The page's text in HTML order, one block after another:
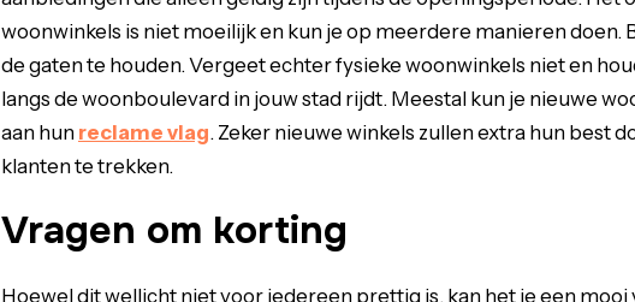
woonwinkels is niet moeilijk en kun je op meerdere manieren doen.
de gaten te houden. Vergeet echter fysieke woonwinkels niet en
langs de woonboulevard in jouw stad rijdt. Meestal kun je nieuwe
aan hun reclame vlag. Zeker nieuwe winkels zullen extra hun best
klanten te trekken.
Vragen om korting
Hoewel dit wellicht niet voor iedereen prettig is, kan het je een